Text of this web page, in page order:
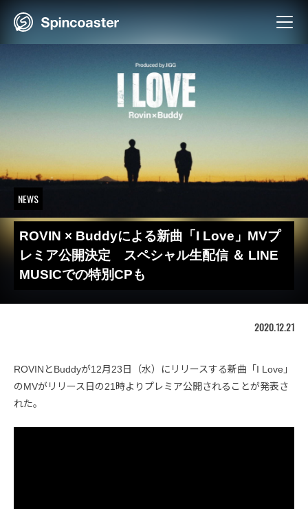
NEWS
ROVIN × Buddyによる新曲「I Love」MVプ
レミア公開決定 スペシャル生配信 ＆ LINE
MUSICでの特別CPも
2020.12.21
ROVINとBuddyが12月23日（水）にリリースする新曲「I Love」
のMVがリリース日の21時よりプレミア公開されることが発表さ
れた。